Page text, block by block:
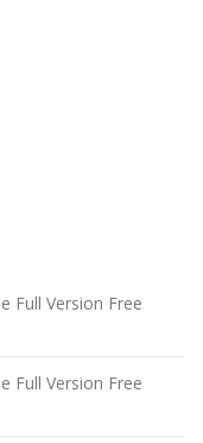
Full Version Free
Full Version Free